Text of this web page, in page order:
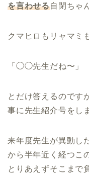
を言わせる自閉ちゃ
クマヒロもリャマミ
「◯◯先生だね〜」
とだけ答えるのです
事に先生紹介号をし
来年度先生が異動し
から半年近く経つこ
とりあえずそこまで